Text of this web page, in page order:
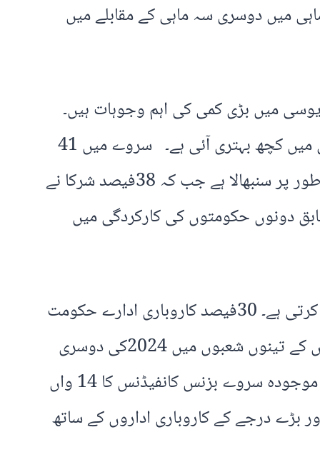
میں دوسری سہ ماہی کے مقابلے میں
میں بڑی کمی کی اہم وجوہات ہیں۔
گیلپ رپورٹ کے مطابق گزشتہ چند سہ ماہیوں کا رجحان مسلسل منفی رہا تاہم موجودہ سہ ماہی میں کچھ بہتری آئی ہے۔ سروے میں 41
فیصد کاروباری اداروں کے مطابق پاکستان مسلم لیگ ن کی موجودہ حکومت نے معیشت کو بہتر طور پر سنبھالا ہے جب کہ 38فیصد شرکا نے
منیجر قراردیا۔ اسی طرح 21فیصد شرکا کے مطابق دونوں حکومتوں کی کارکردگی میں
سروے شرکا کے مطابق سب سے اہم مسئلہ کمر توڑ مہنگائی ہے جو صارفین کی قوتِ خرید ختم کرتی ہے۔ 30فیصد کاروباری ادارے حکومت
سے اس مسئلے کا حل چاہتے ہیں۔ مجموعی طورپر سروے میں کہا گیا ہے کہ گیلپ بزنس کانفیڈنس کے تینوں شعبوں میں 2024کی دوسری
سہ ماہی میں بہتری دیکھی گئی ہے جو کاروباری اداروں میں امید کی عکاسی ہے۔ واضح رہے کہ موجودہ سروے بزنس کانفیڈنس کا 14 واں
ملک کے 30سے زائد اضلاع کے 482چھوٹے، درمیانے اور بڑے درجے کے کاروباری اداروں کے ساتھ